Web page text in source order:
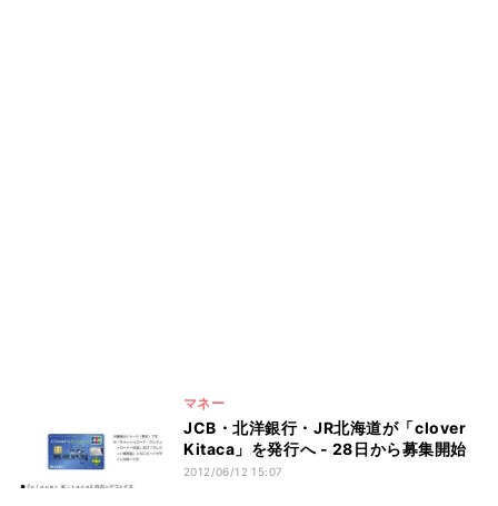
マネー
JCB・北洋銀行・JR北海道が「clover
Kitaca」を発行へ - 28日から募集開始
2012/06/12 15:07